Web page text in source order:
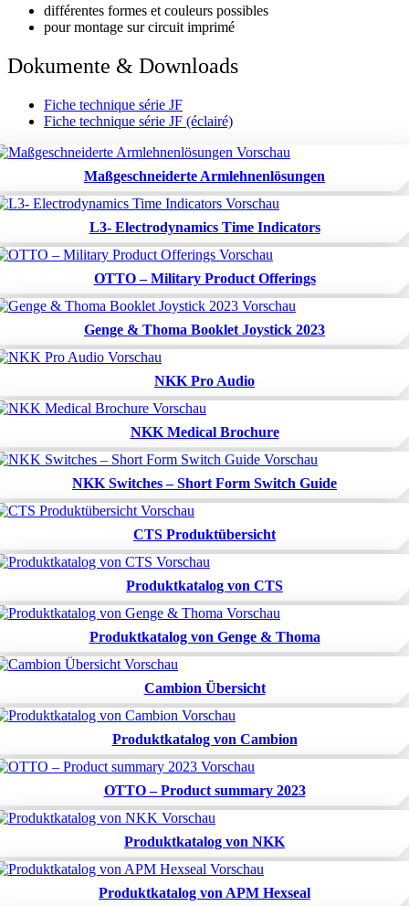
différentes formes et couleurs possibles
pour montage sur circuit imprimé
Dokumente & Downloads
Fiche technique série JF
Fiche technique série JF (éclairé)
Maßgeschneiderte Armlehnenlösungen
L3- Electrodynamics Time Indicators
OTTO – Military Product Offerings
Genge & Thoma Booklet Joystick 2023
NKK Pro Audio
NKK Medical Brochure
NKK Switches – Short Form Switch Guide
CTS Produktübersicht
Produktkatalog von CTS
Produktkatalog von Genge & Thoma
Cambion Übersicht
Produktkatalog von Cambion
OTTO – Product summary 2023
Produktkatalog von NKK
Produktkatalog von APM Hexseal